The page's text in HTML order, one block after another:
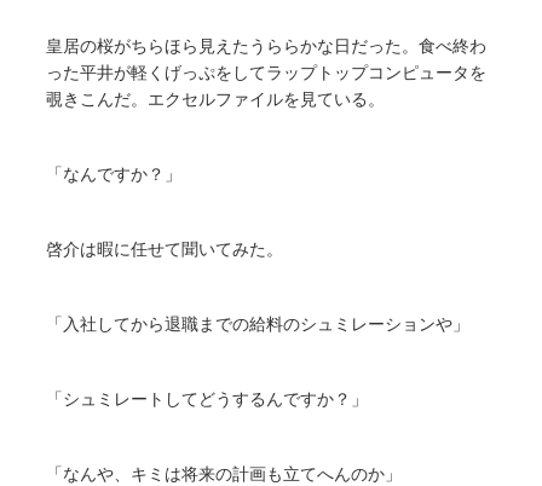
皇居の桜がちらほら見えたうららかな日だった。食べ終わ
った平井が軽くげっぷをしてラップトップコンピュータを
覗きこんだ。エクセルファイルを見ている。
「なんですか？」
啓介は暇に任せて聞いてみた。
「入社してから退職までの給料のシュミレーションや」
「シュミレートしてどうするんですか？」
「なんや、キミは将来の計画も立てへんのか」